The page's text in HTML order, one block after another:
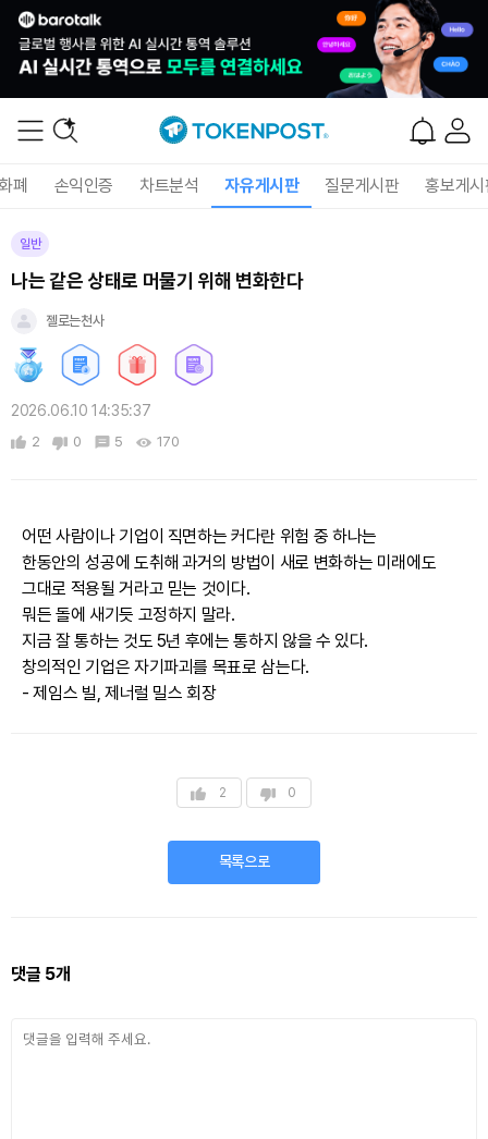
폐 손익인증 차트분석 자유게시판 질문게시판 홍보게시
일반
나는 같은 상태로 머물기 위해 변화한다
젤로는천사
2026.06.10 14:35:37
2 0 5 170
어떤 사람이나 기업이 직면하는 커다란 위험 중 하나는
한동안의 성공에 도취해 과거의 방법이 새로 변화하는 미래에도
그대로 적용될 거라고 믿는 것이다.
뭐든 돌에 새기듯 고정하지 말라.
지금 잘 통하는 것도 5년 후에는 통하지 않을 수 있다.
창의적인 기업은 자기파괴를 목표로 삼는다.
- 제임스 빌, 제너럴 밀스 회장
2 0
목록으로
댓글 5개